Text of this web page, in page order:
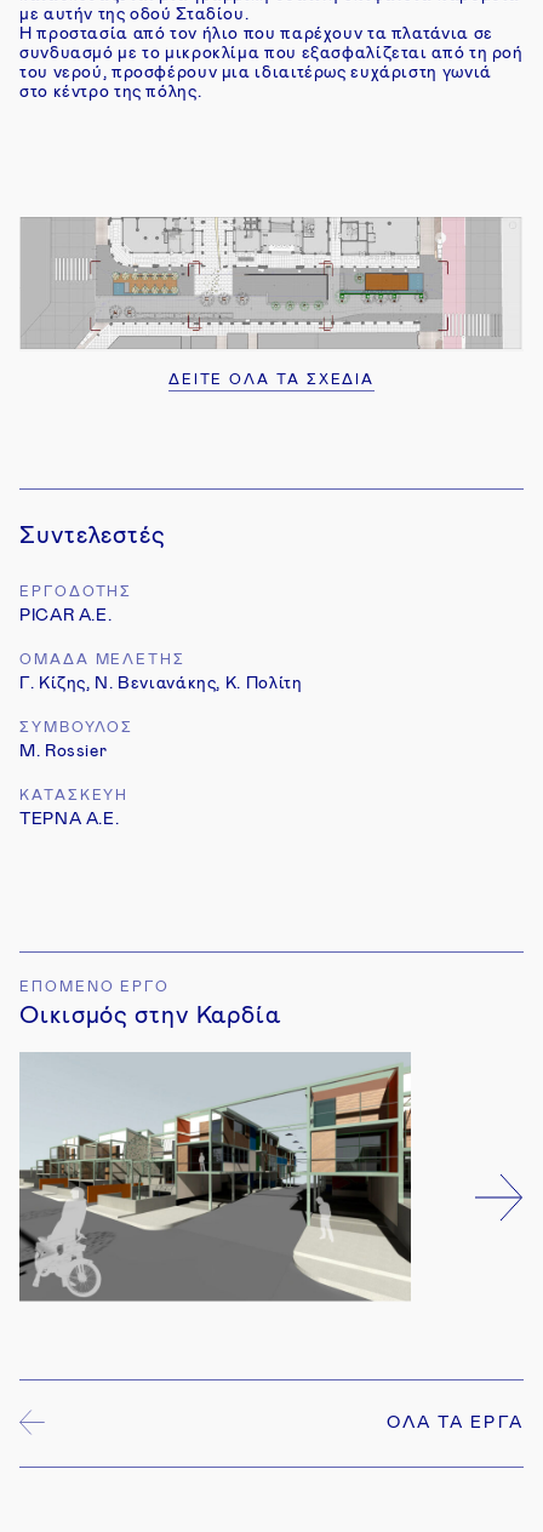
4
με αυτήν της οδού Σταδίου.
Η προστασία από τον ήλιο που παρέχουν τα πλατάνια σε
συνδυασμό με το μικροκλίμα που εξασφαλίζεται από τη ροή
του νερού, προσφέρουν μια ιδιαιτέρως ευχάριστη γωνιά
στο κέντρο της πόλης.
ΔΕΙΤΕ ΟΛΑ ΤΑ ΣΧΕΔΙΑ
Συντελεστές
ΕΡΓΟΔΟΤΗΣ
PICAR A.E.
ΟΜΑΔΑ ΜΕΛΕΤΗΣ
Γ. Κίζης, Ν. Βενιανάκης, Κ. Πολίτη
ΣΥΜΒΟΥΛΟΣ
M. Rossier
ΚΑΤΑΣΚΕΥΗ
TEΡΝΑ Α.Ε.
ΕΠΟΜΕΝΟ ΕΡΓΟ
Οικισμός στην Καρδία
ΟΛΑ ΤΑ ΕΡΓΑ